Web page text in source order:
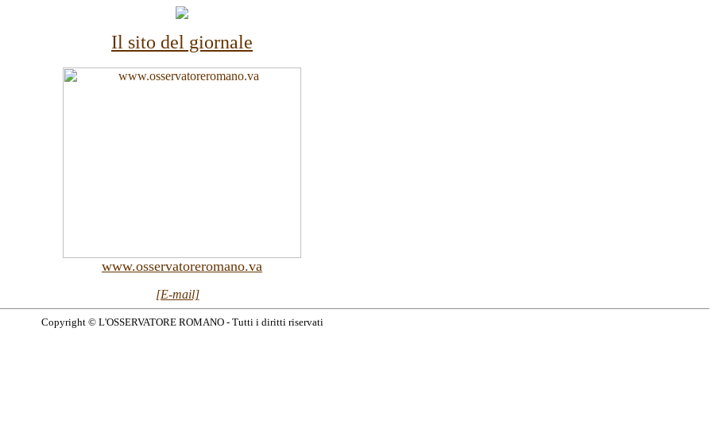
Il sito del giornale
www.osservatoreromano.va
[E-mail]
Copyright © L'OSSERVATORE ROMANO - Tutti i diritti riservati